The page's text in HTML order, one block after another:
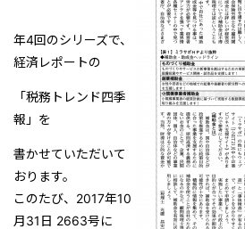
年4回のシリーズで、
経済レポートの
「税務トレンド四季
報」を
書かせていただいて
おります。
このたび、2017年10
月31日 2663号に